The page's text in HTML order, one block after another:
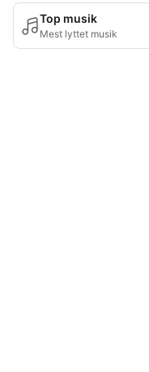
Top musik
Mest lyttet musik